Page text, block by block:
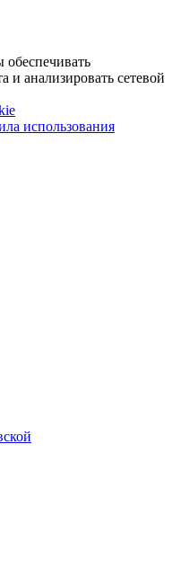
и анализировать сетевой
использования